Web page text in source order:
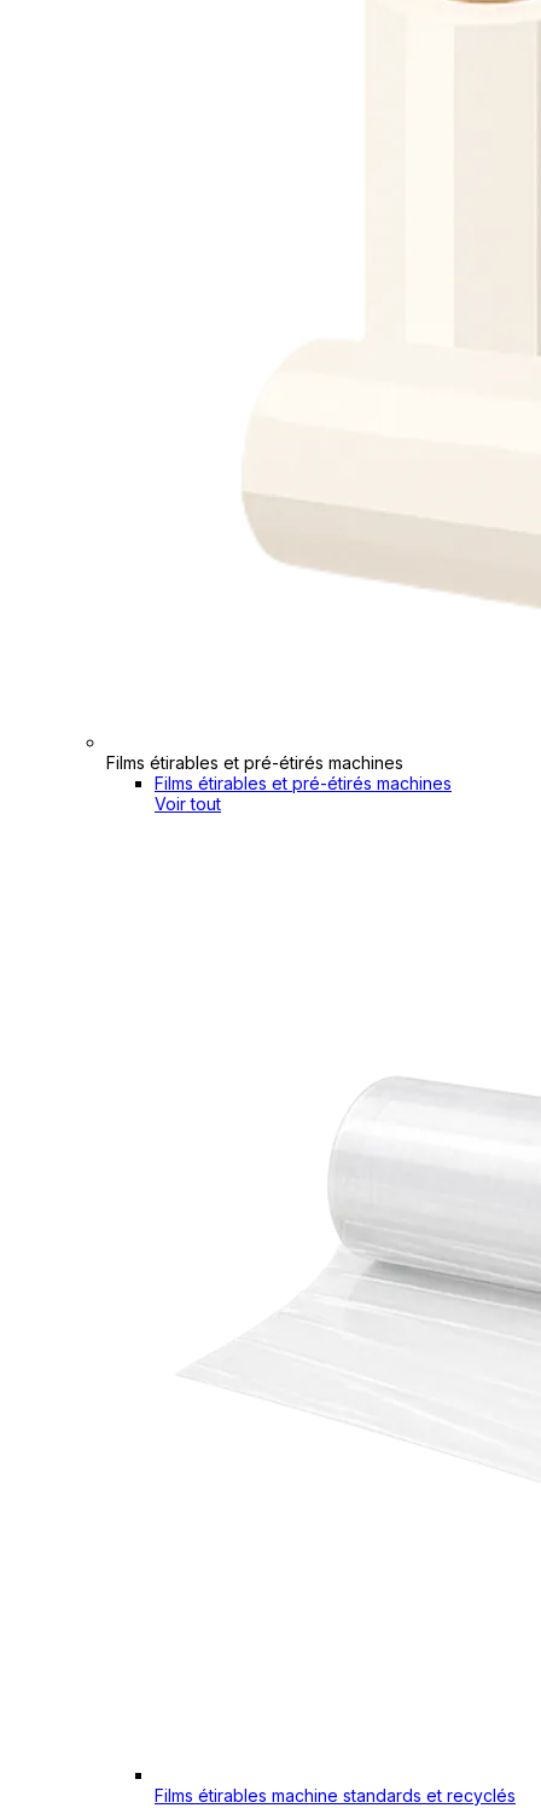
Films étirables et pré-étirés machines
Films étirables et pré-étirés machines
Voir tout
Films étirables machine standards et recyclés